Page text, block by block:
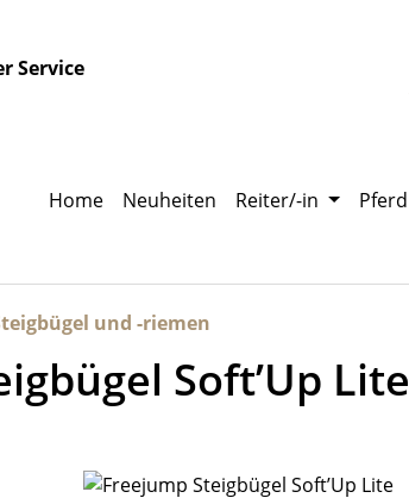
Service
Home Neuheiten Reiter/-in Pferd
und -riemen
Soft’Up Lite